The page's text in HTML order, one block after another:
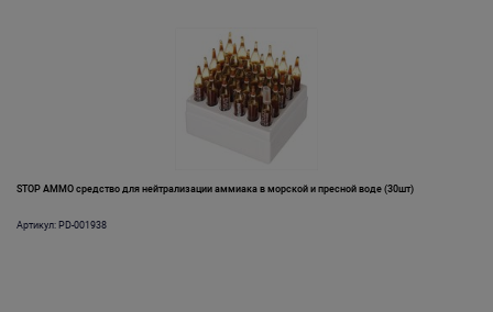
STOP AMMO средство для нейтрализации аммиака в морской и пресной воде (30шт)
Артикул: PD-001938